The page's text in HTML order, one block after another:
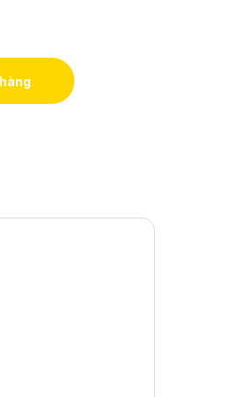
xanh Abercrombie&Fitch